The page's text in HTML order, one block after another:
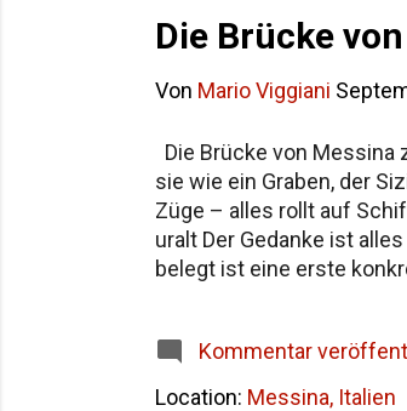
Die Brücke
Von Mario Viggiani
Die Brücke von Messina
sie wie ein Graben, der
Züge – alles rollt auf
uralt Der Gedanke ist
belegt ist eine erste
3.300 m – damit eine der
Kommentar
Location: Messina, Italien